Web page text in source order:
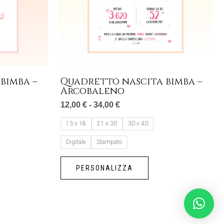
– Quadretto nascita bimba –
Arcobaleno
12,00 € - 34,00 €
13 x 18 21 x 30 30 x 40
Digitale Stampato
PERSONALIZZA
opzioni
possono
essere
scelte
del